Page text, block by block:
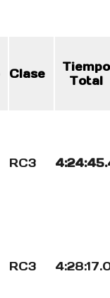
Clase
Tiempo
Total
RC3
RC3